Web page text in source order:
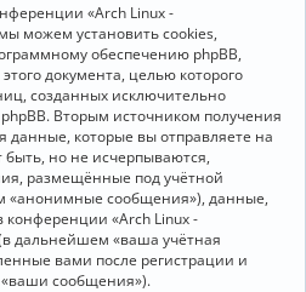
«Arch Linux -
можем установить cookies,
обеспечению phpBB,
документа, целью которого
созданных исключительно
Вторым источником получения
которые вы отправляете на
но не исчерпываются,
размещённые под учётной
«анонимные сообщения»), данные,
конференции «Arch Linux -
дальнейшем «ваша учётная
вами после регистрации и
сообщения»).